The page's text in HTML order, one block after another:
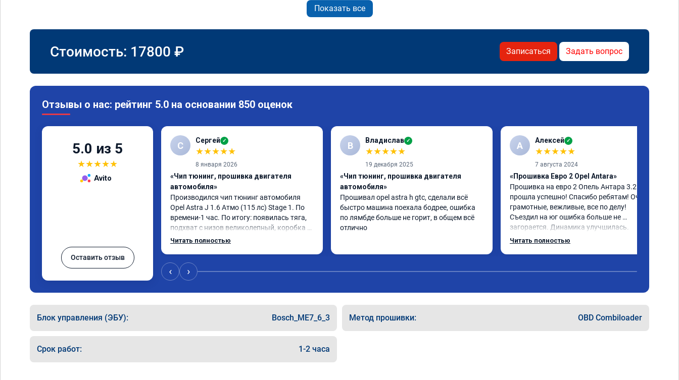
Показать все
Стоимость: 17800 ₽ Записаться Задать вопрос
Отзывы о нас: рейтинг 5.0 на основании 850 оценок
5.0 из 5
★★★★★
Avito
Оставить отзыв
С Сергей ✓
★★★★★
8 января 2026
«Чип тюнинг, прошивка двигателя
автомобиля»
Производился чип тюнинг автомобиля
Opel Astra J 1.6 Атмо (115 лс) Stage 1. По
времени-1 час. По итогу: появилась тяга,
подхват с низов великолепный, коробка
стала работать плавнее. На трассе
Вообщем доволен как слон )))
Рекомендую компанию!
Читать полностью
В Владислав ✓
★★★★★
19 декабря 2025
«Чип тюнинг, прошивка двигателя
автомобиля»
Прошивал opel astra h gtc, сделали всё
быстро машина поехала бодрее, ошибка
по лямбде больше не горит, в общем всё
отлично
А Алексей ✓
★★★★★
7 августа 2024
«Прошивка Евро 2 Opel Antara»
Прошивка на евро 2 Опель Антара 3.2
прошла успешно! Спасибо ребятам! Очень
грамотные, вежливые, все по делу!
Съездил на юг ошибка больше не
загорается. Динамика улучшилась.
Советую данный сервис. Ещё раз
Читать полностью
‹ ›
Блок управления (ЭБУ): Bosch_ME7_6_3 Метод прошивки: OBD Combiloader
Срок работ: 1-2 часа